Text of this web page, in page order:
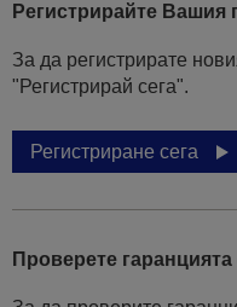
Регистрирайте Вашия
За да регистрирате
"Регистрирай сега".
Регистриране сега
Проверете гаранцията